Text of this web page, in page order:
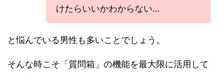
けたらいいかわからない…
と悩んでいる男性も多いことでしょう。
そんな時こそ「質問箱」の機能を最大限に活用して